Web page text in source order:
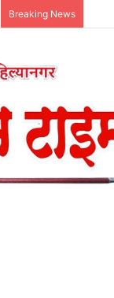
Breaking News